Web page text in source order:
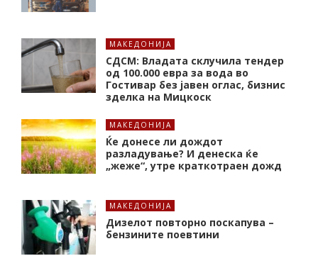
МАКЕДОНИЈА
СДСМ: Владата склучила тендер
од 100.000 евра за вода во
Гостивар без јавен оглас, бизнис
зделка на Мицкоск
МАКЕДОНИЈА
Ќе донесе ли дождот
разладување? И денеска ќе
„жеже“, утре краткотраен дожд
МАКЕДОНИЈА
Дизелот повторно поскапува –
бензините поевтини